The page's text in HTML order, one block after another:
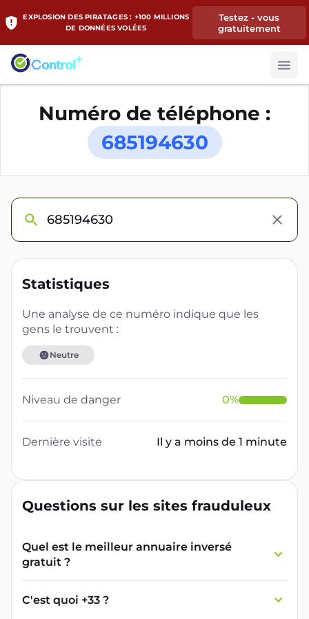
EXPLOSION DES PIRATAGES : +100 MILLIONS
DE DONNÉES VOLÉES
Testez - vous
gratuitement
Numéro de téléphone :
685194630
Statistiques
Une analyse de ce numéro indique que les
gens le trouvent :
Neutre
Niveau de danger 0%
Dernière visite Il y a moins de 1 minute
Questions sur les sites frauduleux
Quel est le meilleur annuaire inversé
gratuit ?
France Verif inclut une fonctionnalité de
recherche de numéro inversée qui est efficace
et gratuite pour identifier les appelants
C'est quoi +33 ?
L'indicatif +33 est le code téléphonique